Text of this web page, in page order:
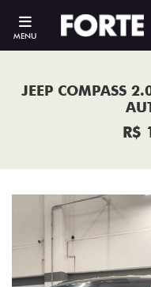
MENU
JEEP COMPASS
R$